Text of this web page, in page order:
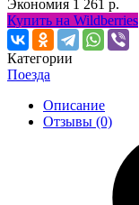
Экономия 1 261 р.
Купить на Wildberries
Категории
Поезда
Описание
Отзывы (0)